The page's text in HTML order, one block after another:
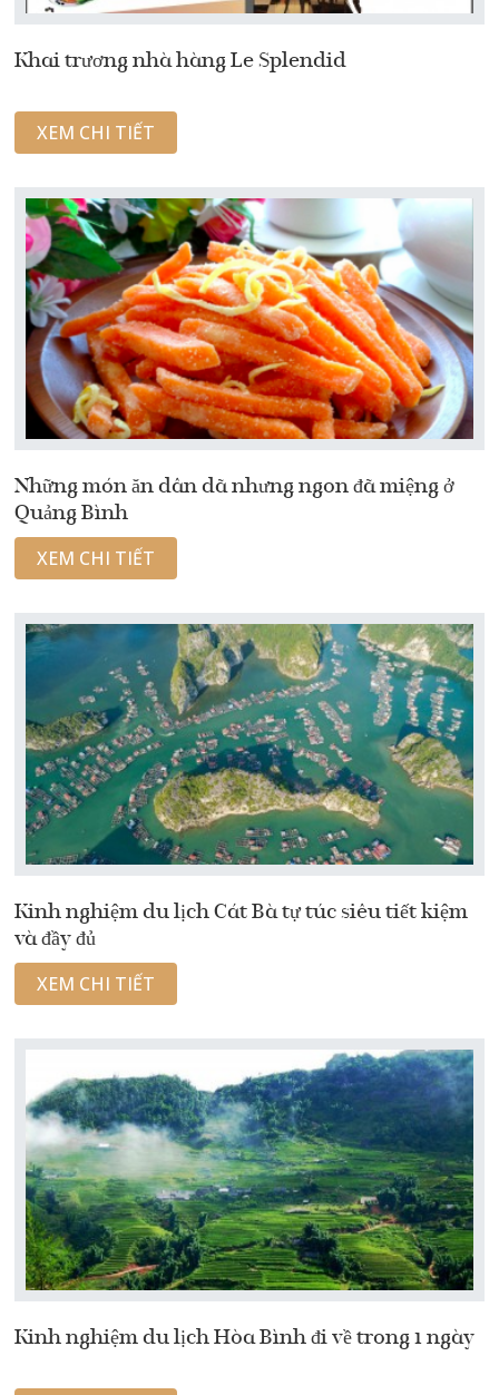
Khai trương nhà hàng Le Splendid
XEM CHI TIẾT
Những món ăn dân dã nhưng ngon đã miệng ở
Quảng Bình
XEM CHI TIẾT
Kinh nghiệm du lịch Cát Bà tự túc siêu tiết kiệm
và đầy đủ
XEM CHI TIẾT
Kinh nghiệm du lịch Hòa Bình đi về trong 1 ngày